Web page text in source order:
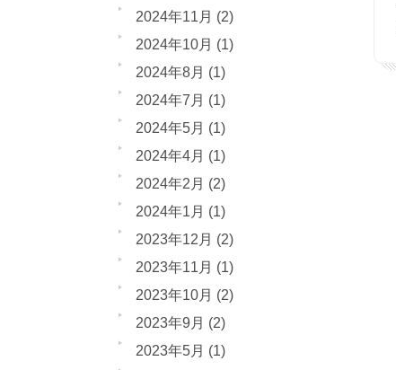
2024年11月 (2)
2024年10月 (1)
2024年8月 (1)
2024年7月 (1)
2024年5月 (1)
2024年4月 (1)
2024年2月 (2)
2024年1月 (1)
2023年12月 (2)
2023年11月 (1)
2023年10月 (2)
2023年9月 (2)
2023年5月 (1)